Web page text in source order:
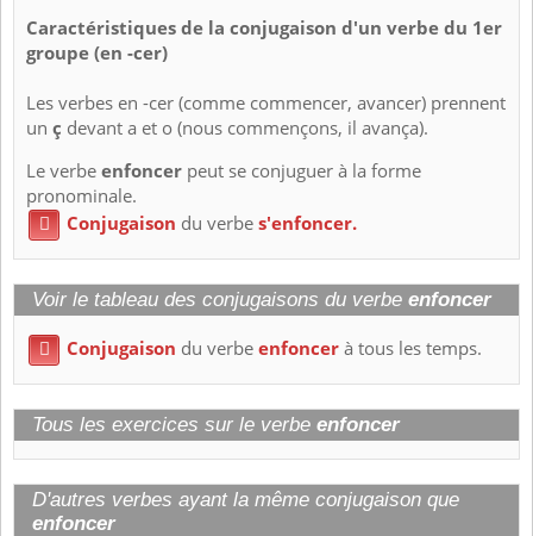
Caractéristiques de la conjugaison d'un verbe du 1er
groupe (en -cer)
Les verbes en -cer (comme commencer, avancer) prennent
un ç devant a et o (nous commençons, il avança).
Le verbeenfoncer peut se conjuguer à la forme
pronominale.
 Conjugaison du verbes'enfoncer.
Voir le tableau des conjugaisons du verbe enfoncer
 Conjugaison du verbeenfoncerà tous les temps.
Tous les exercices sur le verbe enfoncer
D'autres verbes ayant la même conjugaison que
enfoncer